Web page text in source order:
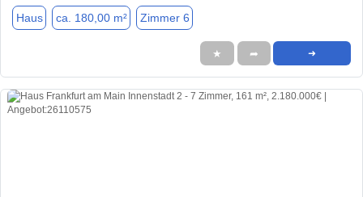
Haus ca. 180,00 m² Zimmer 6
★ ➦ ➜